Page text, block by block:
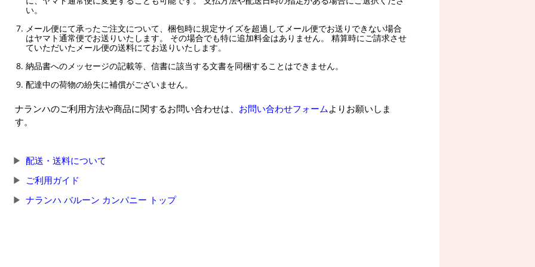
い。
メール便にて承ったご注文について、梱包時に規定サイズを超過してメール便でお送りできない場合
はヤマト通常便でお送りいたします。 その場合でも特に追加料金はありません。 精算時にご請求させ
ていただいたメール便の送料にてお送りいたします。
納品書へのメッセージの記載等、信書に該当する文書を同梱することはできません。
配達中の荷物の紛失に補償がございません。
ナランハのご利用方法や商品に関するお問い合わせは、 お問い合わせフォームよりお願いしま
す。
配送・送料について
ご利用ガイド
ナランハ バルーン カンパニー トップ